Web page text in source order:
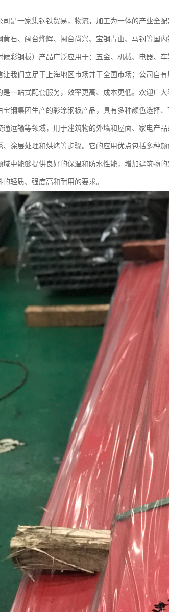
司是一家集钢铁贸易，物流，加工为一体的产业全
黄石、闽台烨辉、闽台尚兴、宝钢青山、马钢等国
彩钢板）产品广泛应用于：五金、机械、电器、
让我们立足于上海地区市场并于全国市场；公司自
一站式配套服务，效率更高、成本更低。欢迎广大
宝钢集团生产的彩涂钢板产品，具有多种颜色选择
通运输等领域，用于建筑物的外墙和屋面、家电产
涂层处理和烘烤等步骤。它的应用优点包括多种
域中能够提供良好的保温和防水性能，增加建筑物
轻质、强度高和耐用的要求。